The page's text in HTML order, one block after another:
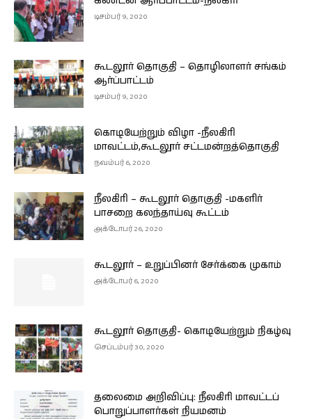
டிசம்பர் 9, 2020
கூடலூர் தொகுதி – தொழிலாளர் சங்கம்
ஆர்ப்பாட்டம்
டிசம்பர் 9, 2020
கொடியேற்றும் விழா -நீலகிரி
மாவட்டம்,கூடலூர் சட்டமன்றத்தொகுதி
நவம்பர் 6, 2020
நீலகிரி – கூடலூர் தொகுதி -மகளிர்
பாசறை கலந்தாய்வு கூட்டம்
அக்டோபர் 26, 2020
கூடலூர் – உறுப்பினர் சேர்க்கை முகாம்
அக்டோபர் 6, 2020
கூடலூர் தொகுதி- கொடியேற்றும் நிகழ்வு
செப்டம்பர் 30, 2020
தலைமை அறிவிப்பு: நீலகிரி மாவட்டப்
பொறுப்பாளர்கள் நியமனம்